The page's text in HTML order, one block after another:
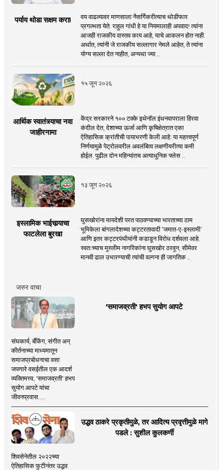
पर्याय थोडा सक्षम करा!
वय वाढल्यावर माणसाला नैसर्गिकरीत्याच थोडीफार
प्रगल्भता येते. राहुल गांधी हे या नियमालाही अपवाद! त्यांना
आजही राजकीय वास्तव काय आहे, याचे आकलन होत नाही.
अर्थात, त्यांनी जे राजकीय सल्लागार नेमले आहेत, ते त्यांना
योग्य सल्ला देत नाहीत, अन्यथा ज्या ..
१५ जून २०२६
आर्थिक स्वातंत्र्याचा नवा
जाहीरनामा
केंद्र सरकारने १०० टक्के इथेनॉल इंधनवापराला हिरवा
कंदील देत, देशाच्या ऊर्जा आणि कृषिक्षेत्रात एका
ऐतिहासिक क्रांतीची पायाभरणी केली आहे. या महत्त्वपूर्ण
निर्णयामुळे पेट्रोलवरील अवलंबित्व लक्षणीयरीत्या कमी
होईल. पुढील दोन महिन्यांतच अत्याधुनिक फ्लेस ..
१३ जून २०२६
इस्लामिक भाईचार्‍याचा
फाटलेला बुरखा
घुसखोरांना मायदेशी परत पाठवण्याच्या भारताच्या ठाम
भूमिकेला बांगलादेशच्या कट्टरतावादी ‘जमात-ए-इस्लामी’
आणि इतर कट्टरपंथीयांनी कडाडून विरोध दर्शवला आहे.
स्वतःच्याच मुस्लीम नागरिकांना घुसखोर ठरवून, सीमेवर
मानवी ढाल उभारण्याची त्यांची वल्गना ही जागतिक ..
जरुर वाचा
'समाजव्रती' हभप सुयोग आपटे
संघकार्य, बँकिंग, संगीत अन्
कीर्तनाच्या माध्यमातून
समाजप्रबोधनाचा वसा
जपणारे वसईतील एक आदर्श
व्यक्तिमत्त्व, 'समाजव्रती' हभप
सुयोग आपटे यांचा
जीवनप्रवास.....
उद्धव ठाकरे प्रकृतीमुळे, तर आदित्य प्रवृत्तीमुळे मागे
पडले : सुशील कुलकर्णी
शिवसेनेतील २०२२च्या
ऐतिहासिक फुटीनंतर उद्धव